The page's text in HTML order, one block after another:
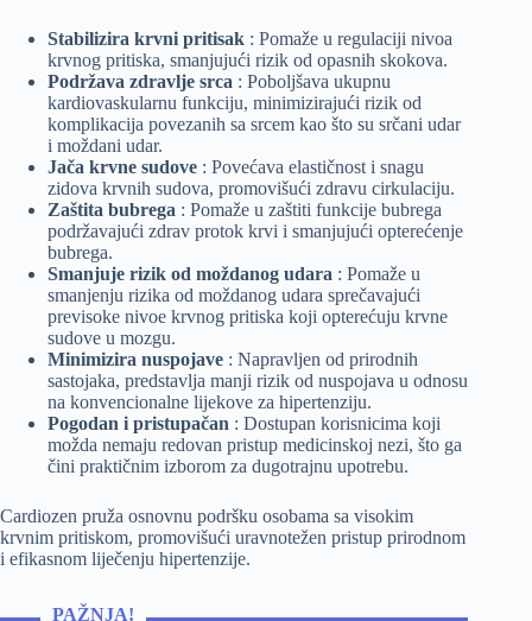
Stabilizira krvni pritisak : Pomaže u regulaciji nivoa
krvnog pritiska, smanjujući rizik od opasnih skokova.
Podržava zdravlje srca : Poboljšava ukupnu
kardiovaskularnu funkciju, minimizirajući rizik od
komplikacija povezanih sa srcem kao što su srčani udar
i moždani udar.
Jača krvne sudove : Povećava elastičnost i snagu
zidova krvnih sudova, promovišući zdravu cirkulaciju.
Zaštita bubrega : Pomaže u zaštiti funkcije bubrega
podržavajući zdrav protok krvi i smanjujući opterećenje
bubrega.
Smanjuje rizik od moždanog udara : Pomaže u
smanjenju rizika od moždanog udara sprečavajući
previsoke nivoe krvnog pritiska koji opterećuju krvne
sudove u mozgu.
Minimizira nuspojave : Napravljen od prirodnih
sastojaka, predstavlja manji rizik od nuspojava u odnosu
na konvencionalne lijekove za hipertenziju.
Pogodan i pristupačan : Dostupan korisnicima koji
možda nemaju redovan pristup medicinskoj nezi, što ga
čini praktičnim izborom za dugotrajnu upotrebu.
Cardiozen pruža osnovnu podršku osobama sa visokim
krvnim pritiskom, promovišući uravnotežen pristup prirodnom
i efikasnom liječenju hipertenzije.
PAŽNJA!